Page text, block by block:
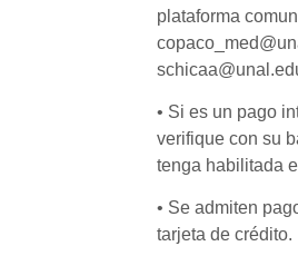
plataforma
• Si es un pago
verifique con su
tenga habilitada
• Se admiten
tarjeta de crédito.